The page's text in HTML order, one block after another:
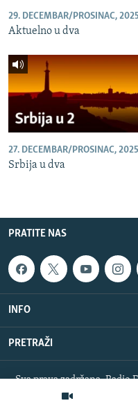
29. DECEMBAR/PROSINAC,
Aktuelno u dva
27. DECEMBAR/PROSINAC,
Srbija u dva
PRATITE NAS
INFO
PRETRAŽI
Sva prava zadržana. Radio
RFE/RL, Inc.